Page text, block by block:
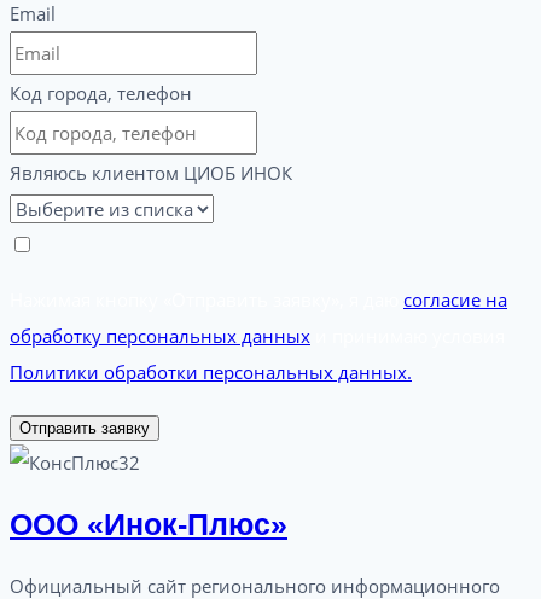
Email
Код города, телефон
Являюсь клиентом ЦИОБ ИНОК
согласие на
обработку персональных данных
Политики обработки персональных данных.
Отправить заявку
ООО «Инок-Плюс»
Официальный сайт регионального информационного